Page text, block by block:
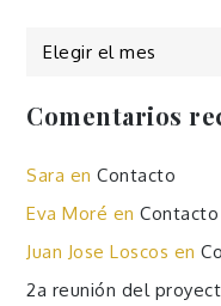
Comentarios
Sara enContacto
Eva Moré enContacto
Juan Jose Loscos en
2a reunión del